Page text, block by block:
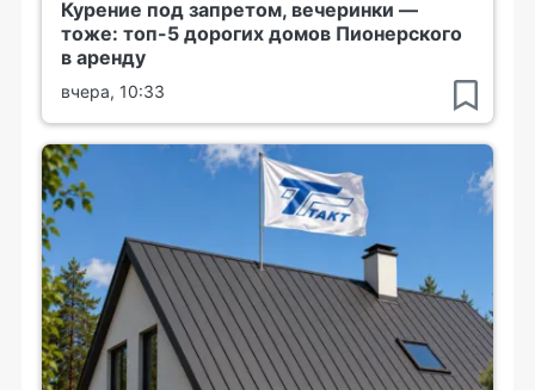
Курение под запретом, вечеринки —
тоже: топ-5 дорогих домов Пионерского
в аренду
вчера, 10:33